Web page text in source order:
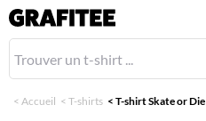
< Accueil < T-shirts < T-shirt Skate or Die